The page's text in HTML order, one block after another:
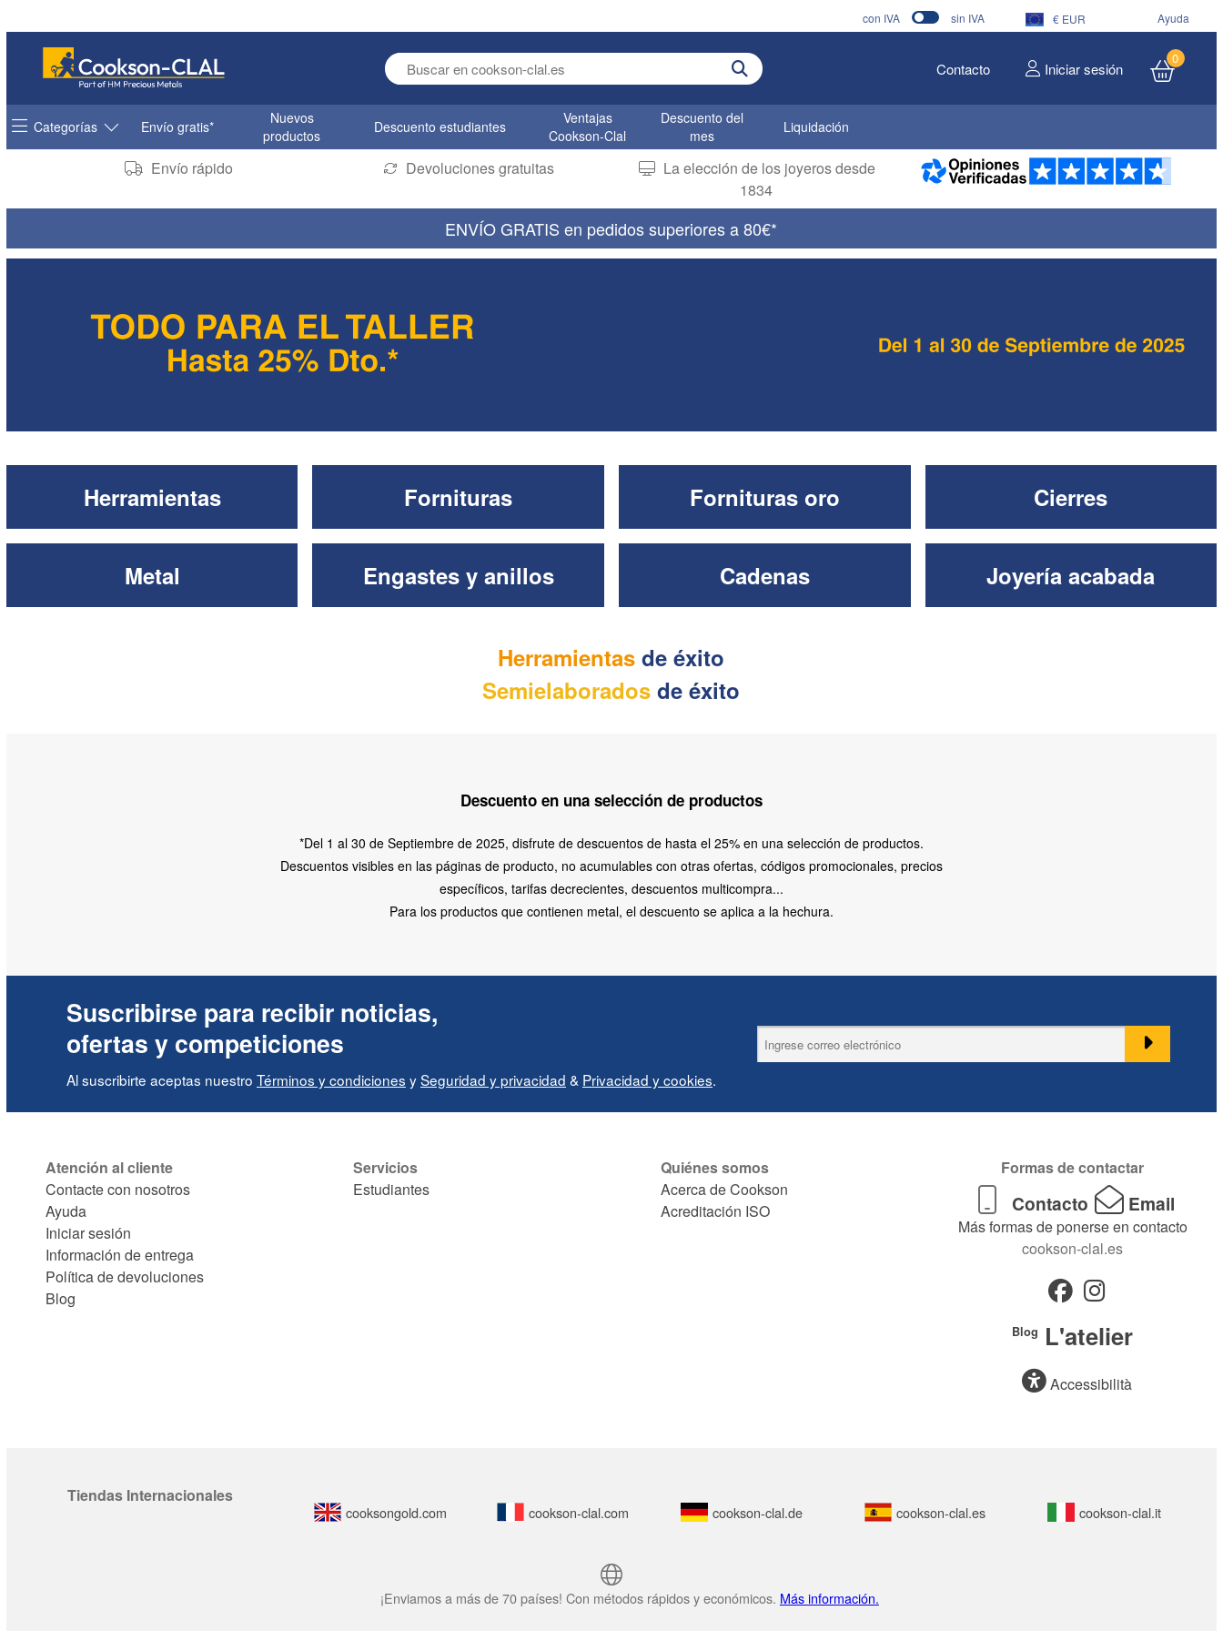
con IVA sin IVA € EUR Ayuda
Enter search term Contacto Iniciar sesión
0
Categorías Envío gratis*
Nuevos
productos
Descuento estudiantes
Ventajas
Cookson-Clal
Descuento del
mes
Liquidación
Envío rápido Devoluciones gratuitas
La elección de los joyeros desde
1834
ENVÍO GRATIS en pedidos superiores a 80€*
Herramientas Fornituras Fornituras oro Cierres
Metal Engastes y anillos Cadenas Joyería acabada
Herramientas de éxito
Semielaborados de éxito
Descuento en una selección de productos
*Del 1 al 30 de Septiembre de 2025, disfrute de descuentos de hasta el 25% en una selección de productos.
Descuentos visibles en las páginas de producto, no acumulables con otras ofertas, códigos promocionales, precios
específicos, tarifas decrecientes, descuentos multicompra...
Para los productos que contienen metal, el descuento se aplica a la hechura.
Suscribirse para recibir noticias,
ofertas y competiciones
Al suscribirte aceptas nuestro Términos y condiciones ySeguridad y privacidad & Privacidad y cookies.
Formas de contactar
Contacto Email
Más formas de ponerse en contacto
cookson-clal.es
Blog L'atelier
Accessibilità
Atención al cliente
Contacte con nosotros
Ayuda
Iniciar sesión
Información de entrega
Política de devoluciones
Blog
Servicios
Estudiantes
Quiénes somos
Acerca de Cookson
Acreditación ISO
Tiendas Internacionales
cooksongold.com cookson-clal.com cookson-clal.de cookson-clal.es cookson-clal.it
¡Enviamos a más de 70 países! Con métodos rápidos y económicos. Más información.